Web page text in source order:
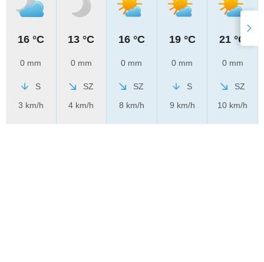
16 °C
0 mm
S
3 km/h
13 °C
0 mm
SZ
4 km/h
16 °C
0 mm
SZ
8 km/h
19 °C
0 mm
S
9 km/h
21 °C
0 mm
SZ
10 km/h